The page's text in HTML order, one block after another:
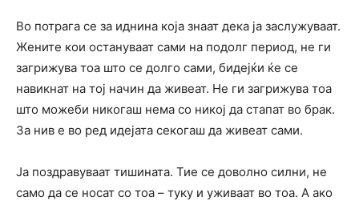
Во потрага се за иднина која знаат дека ја заслужуваат.
Жените кои остануваат сами на подолг период, не ги
загрижува тоа што се долго сами, бидејќи ќе се
навикнат на тој начин да живеат. Не ги загрижува тоа
што можеби никогаш нема со никој да стапат во брак.
За нив е во ред идејата секогаш да живеат сами.
Ја поздравуваат тишината. Тие се доволно силни, не
само да се носат со тоа – туку и уживаат во тоа. А ако